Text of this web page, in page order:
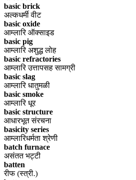
basic brick
अल्कधर्मी वीट
basic oxide
आम्लारि ऑक्साइड
basic pig
आम्लारि अशुद्ध लोह
basic refractories
आम्लारि उत्तापसह सामग्री
basic slag
आम्लारि धातुमळी
basic smoke
आम्लारि धूर
basic structure
आधारभूत संरचना
basicity series
आम्लारिधर्मता श्रेणी
batch furnace
असंतत भट्टी
batten
रीफ (स्त्री.)